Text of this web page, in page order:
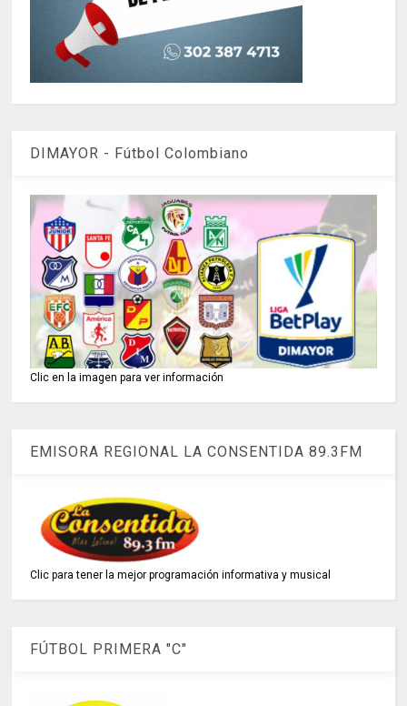
DIMAYOR - Fútbol Colombiano
Clic en la imagen para ver información
EMISORA REGIONAL LA CONSENTIDA 89.3FM
Clic para tener la mejor programación informativa y musical
FÚTBOL PRIMERA "C"